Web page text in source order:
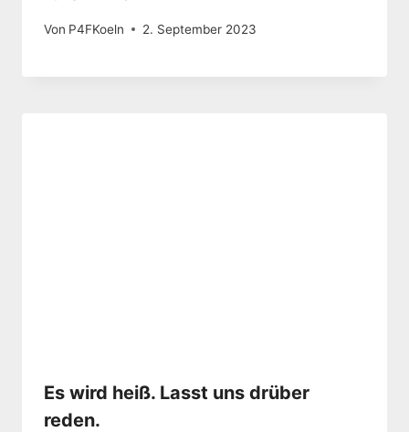
Von P4FKoeln 2. September 2023
Es wird heiß. Lasst uns drüber
reden.